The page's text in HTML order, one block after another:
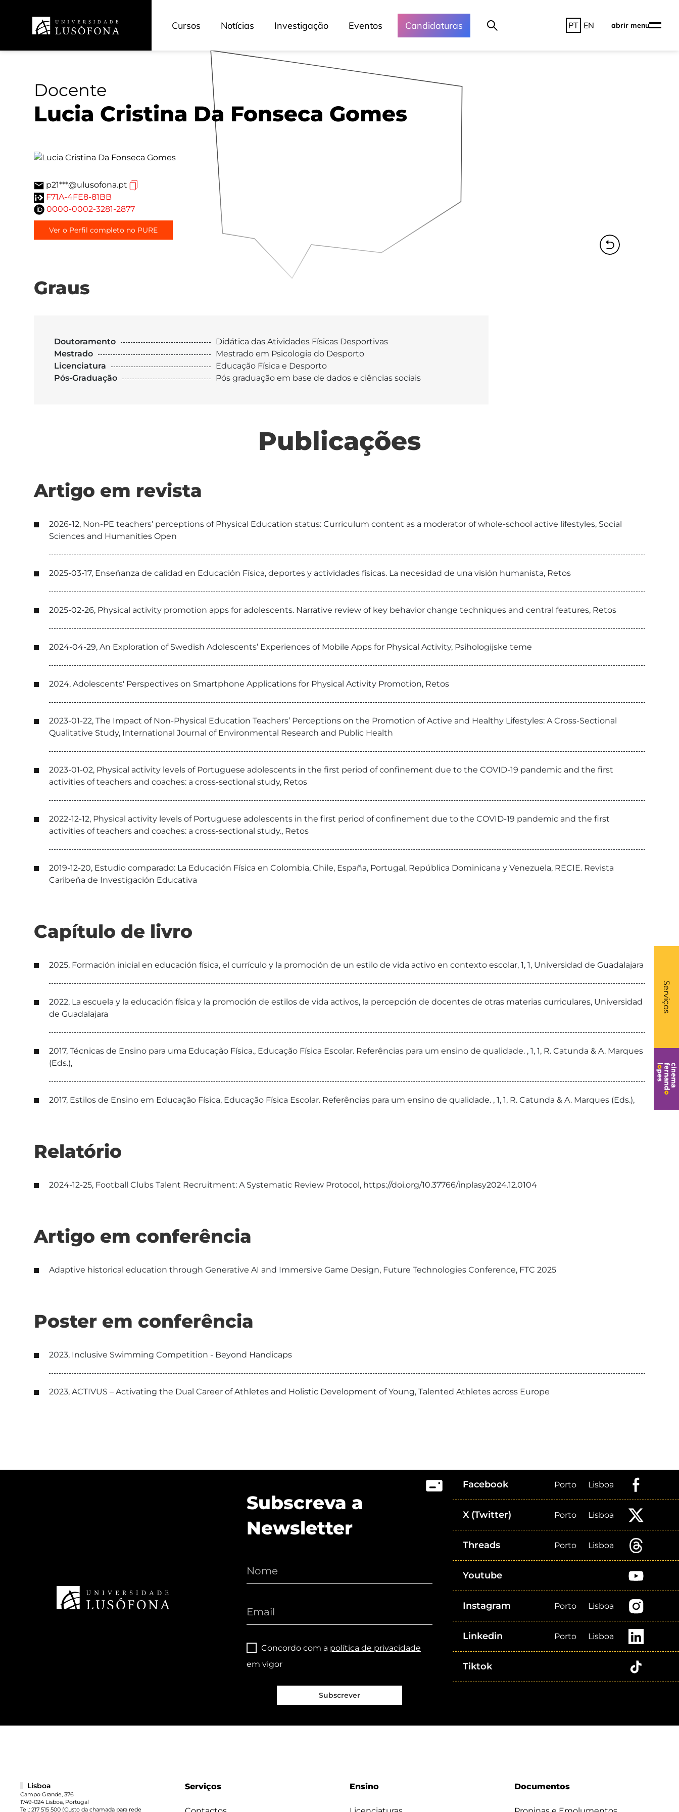
Cursos Notícias Investigação Eventos Candidaturas PT EN abrir menu
Serviços
-
Docente
Lucia Cristina Da Fonseca Gomes
p21***@ulusofona.pt
F71A-4FE8-81BB
0000-0002-3281-2877
Ver o Perfil completo no PURE
Graus
Doutoramento
Didática das Atividades Físicas Desportivas
Mestrado
Mestrado em Psicologia do Desporto
Licenciatura
Educação Física e Desporto
Pós-Graduação
Pós graduação em base de dados e ciências sociais
Publicações
Artigo em revista
2026-12, Non-PE teachers’ perceptions of Physical Education status: Curriculum content as a moderator of whole-school active lifestyles, Social
Sciences and Humanities Open
2025-03-17, Enseñanza de calidad en Educación Física, deportes y actividades físicas. La necesidad de una visión humanista, Retos
2025-02-26, Physical activity promotion apps for adolescents. Narrative review of key behavior change techniques and central features, Retos
2024-04-29, An Exploration of Swedish Adolescents’ Experiences of Mobile Apps for Physical Activity, Psihologijske teme
2024, Adolescents' Perspectives on Smartphone Applications for Physical Activity Promotion, Retos
2023-01-22, The Impact of Non-Physical Education Teachers’ Perceptions on the Promotion of Active and Healthy Lifestyles: A Cross-Sectional
Qualitative Study, International Journal of Environmental Research and Public Health
2023-01-02, Physical activity levels of Portuguese adolescents in the first period of confinement due to the COVID-19 pandemic and the first
activities of teachers and coaches: a cross-sectional study, Retos
2022-12-12, Physical activity levels of Portuguese adolescents in the first period of confinement due to the COVID-19 pandemic and the first
activities of teachers and coaches: a cross-sectional study., Retos
2019-12-20, Estudio comparado: La Educación Física en Colombia, Chile, España, Portugal, República Dominicana y Venezuela, RECIE. Revista
Caribeña de Investigación Educativa
Capítulo de livro
2025, Formación inicial en educación física, el currículo y la promoción de un estilo de vida activo en contexto escolar, 1, 1, Universidad de Guadalajara
2022, La escuela y la educación física y la promoción de estilos de vida activos, la percepción de docentes de otras materias curriculares, Universidad
de Guadalajara
2017, Técnicas de Ensino para uma Educação Física., Educação Física Escolar. Referências para um ensino de qualidade. , 1, 1, R. Catunda & A. Marques
(Eds.),
2017, Estilos de Ensino em Educação Física, Educação Física Escolar. Referências para um ensino de qualidade. , 1, 1, R. Catunda & A. Marques (Eds.),
Relatório
2024-12-25, Football Clubs Talent Recruitment: A Systematic Review Protocol, https://doi.org/10.37766/inplasy2024.12.0104
Artigo em conferência
Adaptive historical education through Generative AI and Immersive Game Design, Future Technologies Conference, FTC 2025
Poster em conferência
2023, Inclusive Swimming Competition - Beyond Handicaps
2023, ACTIVUS – Activating the Dual Career of Athletes and Holistic Development of Young, Talented Athletes across Europe
Subscreva a
Newsletter
Concordo com a política de privacidade
em vigor
Subscrever
Facebook Porto Lisboa
X (Twitter) Porto Lisboa
Threads Porto Lisboa
Youtube
Instagram Porto Lisboa
Linkedin Porto Lisboa
Tiktok
Serviços Ensino Documentos
Lisboa
Campo Grande, 376
1749-024 Lisboa, Portugal
Tel.: 217 515 500 (Custo da chamada para rede